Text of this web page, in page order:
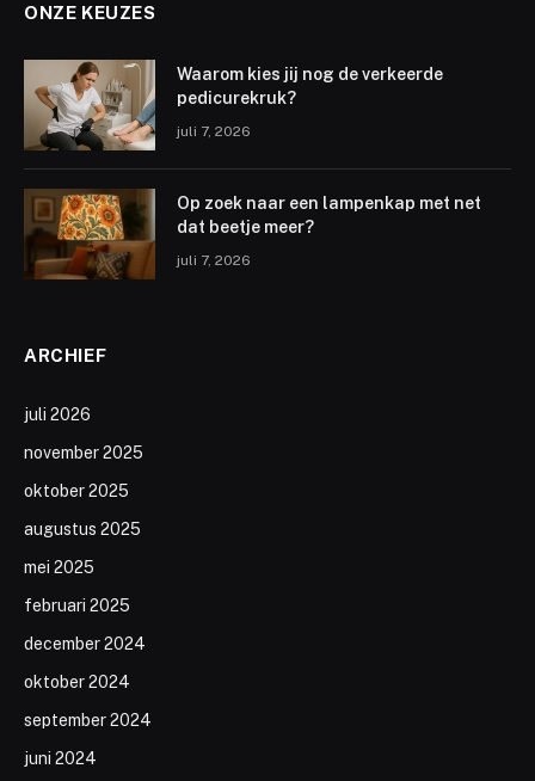
ONZE KEUZES
Waarom kies jij nog de verkeerde
pedicurekruk?
juli 7, 2026
Op zoek naar een lampenkap met net
dat beetje meer?
juli 7, 2026
ARCHIEF
juli 2026
november 2025
oktober 2025
augustus 2025
mei 2025
februari 2025
december 2024
oktober 2024
september 2024
juni 2024